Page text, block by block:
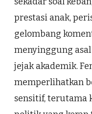
prestasi anak,
gelombang
menyinggung
jejak akademik.
memperlihatkan
sensitif, terutama